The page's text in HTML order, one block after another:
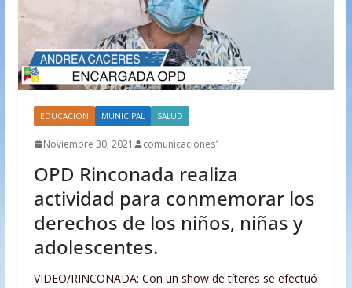
EDUCACIÓN MUNICIPAL SALUD
Noviembre 30, 2021 comunicaciones1
OPD Rinconada realiza
actividad para conmemorar los
derechos de los niños, niñas y
adolescentes.
VIDEO/RINCONADA: Con un show de títeres se efectuó